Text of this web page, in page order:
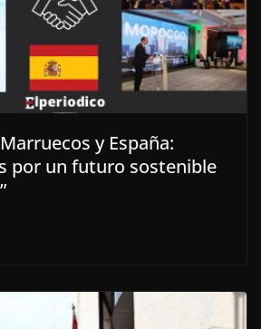
y España:
por un futuro sostenible